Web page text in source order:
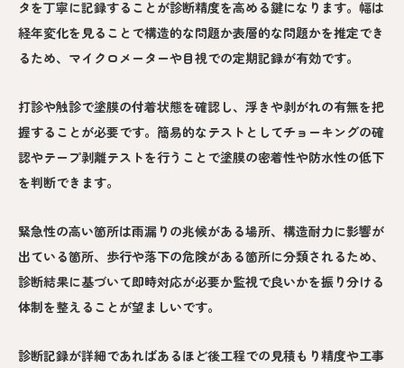
タを丁寧に記録することが診断精度を高める鍵になります。幅は
経年変化を見ることで構造的な問題か表層的な問題かを推定でき
るため、マイクロメーターや目視での定期記録が有効です。
打診や触診で塗膜の付着状態を確認し、浮きや剥がれの有無を把
握することが必要です。簡易的なテストとしてチョーキングの確
認やテープ剥離テストを行うことで塗膜の密着性や防水性の低下
を判断できます。
緊急性の高い箇所は雨漏りの兆候がある場所、構造耐力に影響が
出ている箇所、歩行や落下の危険がある箇所に分類されるため、
診断結果に基づいて即時対応が必要か監視で良いかを振り分ける
体制を整えることが望ましいです。
診断記録が詳細であればあるほど後工程での見積もり精度や工事